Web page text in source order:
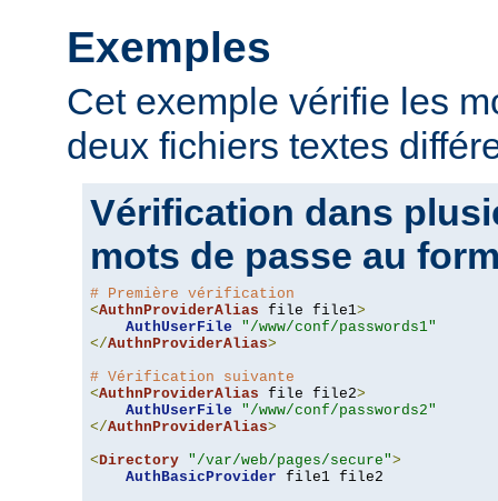
Exemples
Cet exemple vérifie les
deux fichiers textes
Vérification dans
mots de passe au
# Première vérification
<AuthnProviderAlias file file1>
AuthUserFile
"/www/conf/passwords1"
</AuthnProviderAlias>
# Vérification suivante
<AuthnProviderAlias file file2>
AuthUserFile
"/www/conf/passwords2"
</AuthnProviderAlias>
<Directory "/var/web/pages/secure">
AuthBasicProvider file1 file2